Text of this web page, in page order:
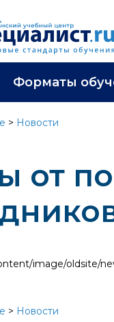
переподготовка
лояльности
Форматы
> Новости
от
image/oldsite/
> Новости